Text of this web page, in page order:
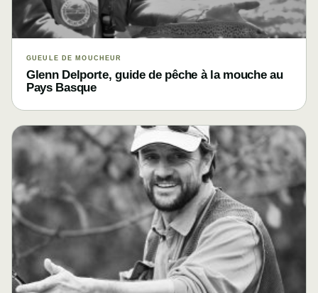
GUEULE DE MOUCHEUR
Glenn Delporte, guide de pêche à la mouche au
Pays Basque